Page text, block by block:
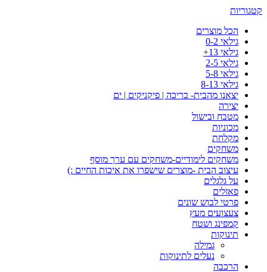
קטגוריות
הכל מוצרים
גילאי 0-2
גילאי 13+
גילאי 2-5
גילאי 5-8
גילאי 8-13
יצאנו מהבית- בריכה | פיקניקים | ים
יצירה
מטבח ובישול
מכוניות
מקלחת
משחקים
משחקים לימודיים-משחקים עם ערך מוסף
עיצוב הבית -מוצרים שישפרו את איכות החיים :)
על גלגלים
פאזלים
פרטי לבוש שונים
צעצועים מעץ
קמפינג ושטח
תינוקות
גמילה
נעלים לתינוקות
הרכבה